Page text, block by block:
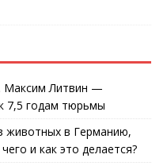
Максим Литвин —
7,5 годам тюрьмы
животных в Германию,
и как это делается?